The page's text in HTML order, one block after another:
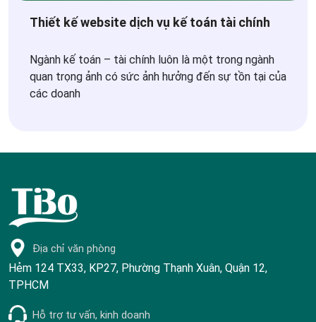
Thiết kế website dịch vụ kế toán tài chính
Ngành kế toán – tài chính luôn là một trong ngành
quan trọng ảnh có sức ảnh hưởng đến sự tồn tại của
các doanh
Địa chỉ văn phòng
Hẻm 124 TX33, KP27, Phường Thạnh Xuân, Quận 12,
TPHCM
Hỗ trợ tư vấn, kinh doanh